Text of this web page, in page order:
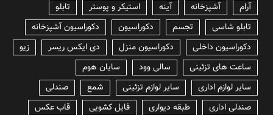
آرام
آشپزخانه آینه استیکر و پوستر
تابلو
تابلو شاسی
تجسم دکوراسیون
دکوراسیون آشپزخانه
دکوراسیون داخلی
دکوراسیون منزل دی ایکس ریسر
زیو
ساعت های تزئینی
سالی وود
سایان هوم
سایر لوازم اداری
سایر لوازم تزئینی شمع
صندلی
صندلی اداری
طبقه دیواری فایل کشویی
قاب عکس